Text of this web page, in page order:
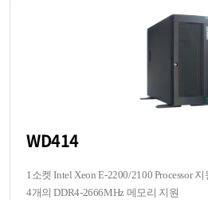
WD414
1소켓 Intel Xeon E-2200/2100 Processor 지
4개의 DDR4-2666MHz 메모리 지원